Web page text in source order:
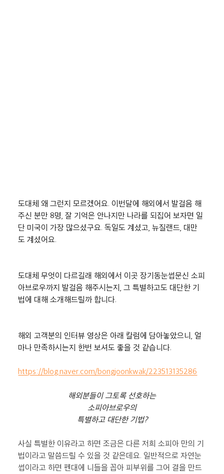
도대체 왜 그런지 모르겠어요. 이번달에 해외에서 발걸음 해
주신 분만 8명, 잘 기억은 안나지만 나라를 되집어 보자면 일
단 미국이 가장 많으셨구요. 독일도 계셨고, 뉴질랜드, 대만
도 계셨어요.
도대체 무엇이 다르길래 해외에서 이곳 장기동눈썹문신 소피
아브로우까지 발걸음 해주시는지, 그 특별하고도 대단한 기
법에 대해 소개해드릴까 합니다.
해외 고객분의 인터뷰 영상은 아래 칼럼에 담아놓았으니, 얼
마나 만족하시는지 한번 보셔도 좋을 것 같습니다.
https://blog.naver.com/bongjoonkwak/223513135286
해외분들이 그토록 선호하는
소피아브로우의
특별하고 대단한 기법?
사실 특별한 이유라고 하면 조금은 다른 저희 소피아 만의 기
법이라고 말씀드릴 수 있을 것 같은데요. 일반적으로 자연눈
썹이라고 하면 펜대에 니들을 꼽아 피부위를 그어 결을 만드